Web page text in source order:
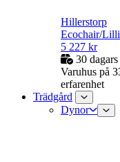
Hillerstorp
Ecochair/
5 227 kr
30
Varuhus på
erfarenhet
Trädgård
Dynor